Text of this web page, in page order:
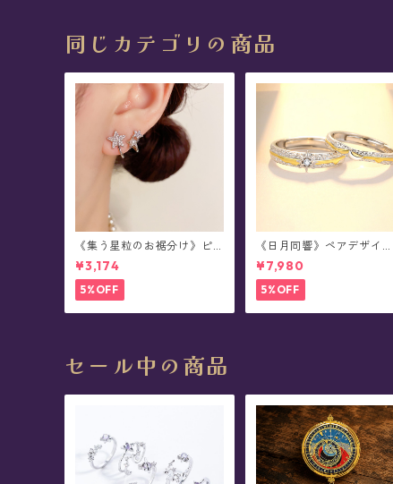
同じカテゴリの商品
《集う星粒のお裾分け》ピ
アス
¥3,174
5%OFF
《日月同響》ペアデザイ
ン・シルバーリング
¥7,980
5%OFF
セール中の商品